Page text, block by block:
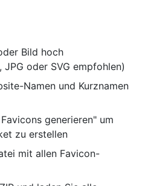
Bild hoch
JPG oder SVG empfohlen)
Namen und Kurznamen
generieren" um
zu erstellen
mit allen Favicon-